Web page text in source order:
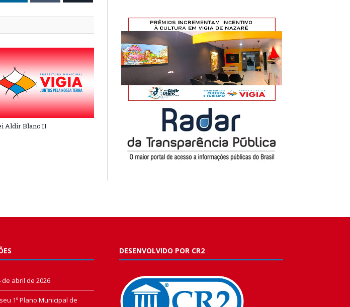
Aldir Blanc II
de abril de 2026
1º Plano Municipal de
DESENVOLVIDO POR CR2